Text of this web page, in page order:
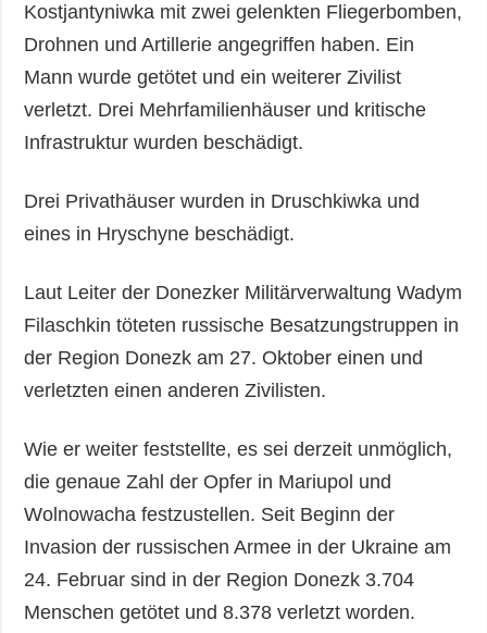
Kostjantyniwka mit zwei gelenkten Fliegerbomben,
Drohnen und Artillerie angegriffen haben. Ein
Mann wurde getötet und ein weiterer Zivilist
verletzt. Drei Mehrfamilienhäuser und kritische
Infrastruktur wurden beschädigt.
Drei Privathäuser wurden in Druschkiwka und
eines in Hryschyne beschädigt.
Laut Leiter der Donezker Militärverwaltung Wadym
Filaschkin töteten russische Besatzungstruppen in
der Region Donezk am 27. Oktober einen und
verletzten einen anderen Zivilisten.
Wie er weiter feststellte, es sei derzeit unmöglich,
die genaue Zahl der Opfer in Mariupol und
Wolnowacha festzustellen. Seit Beginn der
Invasion der russischen Armee in der Ukraine am
24. Februar sind in der Region Donezk 3.704
Menschen getötet und 8.378 verletzt worden.